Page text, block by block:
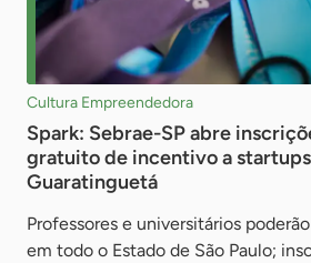
Cultura Empreendedora
Spark: Sebrae-SP abre
gratuito de incentivo a
Guaratinguetá
Professores e universitários
em todo o Estado de São Paulo;